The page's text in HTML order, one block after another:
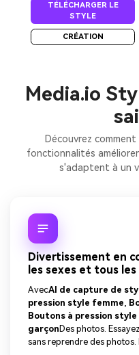
TÉLÉCHARGER LE
STYLE
CRÉATION
Media.io
Découvrez
fonctionnalités
s'adaptent à un
Divertissement en
les sexes et tous les
AvecAI de capture de
pression style femme
Boutons à pression
garçonDes photos.
sans reprendre des photos.